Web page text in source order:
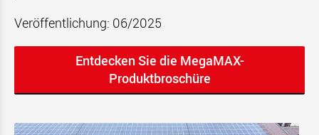
Veröffentlichung: 06/2025
Entdecken Sie die MegaMAX-
Produktbroschüre